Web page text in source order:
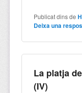
Publicat dins de
Deixa una
La platja
(IV)